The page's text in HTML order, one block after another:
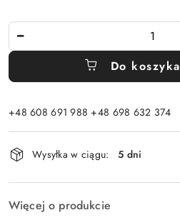
Do koszyka
+48 608 691 988 +48 698 632 374
Dostępność
i
dostawa
Wysyłka w ciągu: 5 dni
Więcej o produkcie